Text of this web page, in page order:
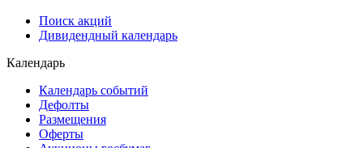
Самые популярные облигации на Cbonds.ru
Дивидендный календарь
Календарь